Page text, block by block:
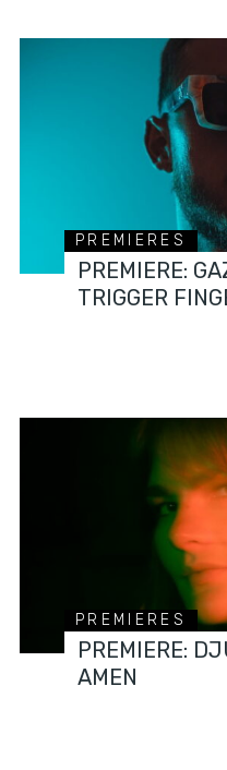
PREMIERES
PREMIERE:
TRIGGER
PREMIERES
PREMIERE:
AMEN